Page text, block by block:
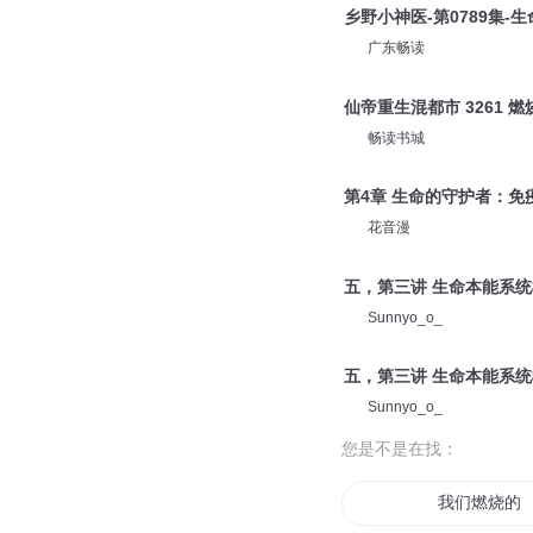
乡野小神医-第0789集-生
广东畅读
仙帝重生混都市 3261 燃
畅读书城
第4章 生命的守护者：免
花音漫
五，第三讲 生命本能系
Sunnyo_o_
五，第三讲 生命本能系
Sunnyo_o_
您是不是在找：
我们燃烧的